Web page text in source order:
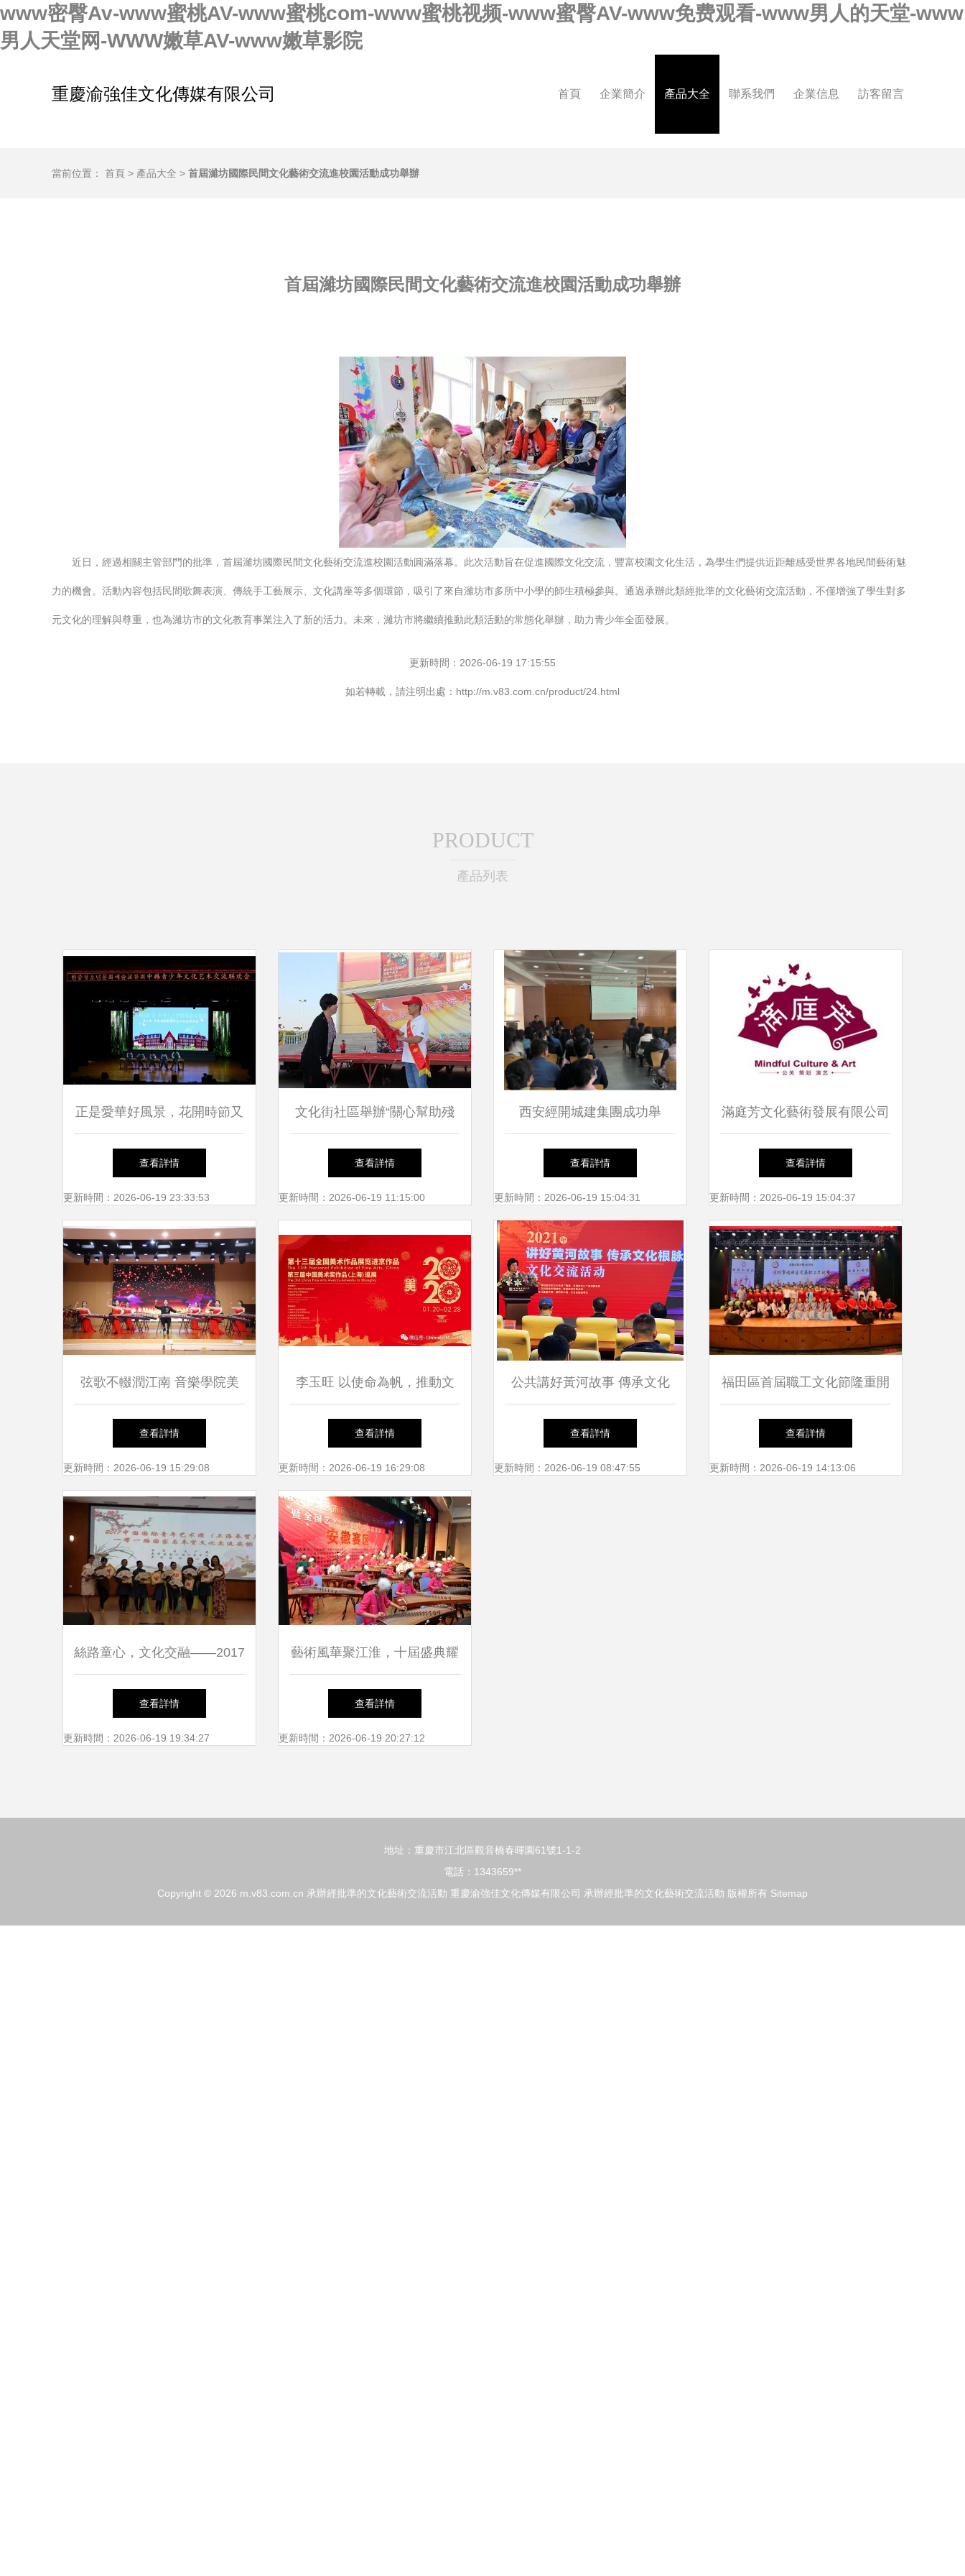
www密臀Av-www蜜桃AV-www蜜桃com-www蜜桃视频-www蜜臀AV-www免费观看-www男人的天堂-www
男人天堂网-WWW嫩草AV-www嫩草影院
重慶渝強佳文化傳媒有限公司 首頁 企業簡介 產品大全 聯系我們 企業信息 訪客留言
當前位置： 首頁 > 產品大全 > 首屆濰坊國際民間文化藝術交流進校園活動成功舉辦
首屆濰坊國際民間文化藝術交流進校園活動成功舉辦
近日，經過相關主管部門的批準，首屆濰坊國際民間文化藝術交流進校園活動圓滿落幕。此次活動旨在促進國際文化交流，豐富校園文化生活，為學生們提供近距離感受世界各地民間藝術魅
力的機會。活動內容包括民間歌舞表演、傳統手工藝展示、文化講座等多個環節，吸引了來自濰坊市多所中小學的師生積極參與。通過承辦此類經批準的文化藝術交流活動，不僅增強了學生對多
元文化的理解與尊重，也為濰坊市的文化教育事業注入了新的活力。未來，濰坊市將繼續推動此類活動的常態化舉辦，助力青少年全面發展。
更新時間：2026-06-19 17:15:55
如若轉載，請注明出處：http://m.v83.com.cn/product/24.html
PRODUCT
產品列表
正是愛華好風景，花開時節又
逢君——煙臺愛華雙語學校成
功舉辦第三次中韓青少年文化
藝術交流活動
查看詳情
更新時間：2026-06-19 23:33:53
文化街社區舉辦“關心幫助殘
疾人，實現美好中國夢”助殘
日文藝演出
查看詳情
更新時間：2026-06-19 11:15:00
西安經開城建集團成功舉
辦“家庭溝通的藝術”專題培
訓，深化職工關懷與企業文化
查看詳情
更新時間：2026-06-19 15:04:31
滿庭芳文化藝術發展有限公司
2012年度人才招募計劃——攜
手共筑文化藝術交流新篇章
查看詳情
更新時間：2026-06-19 15:04:37
弦歌不輟潤江南 音樂學院美
育藝術實踐織就文化傳承新圖
景
查看詳情
更新時間：2026-06-19 15:29:08
李玉旺 以使命為帆，推動文
化藝術交流的浪潮
查看詳情
更新時間：2026-06-19 16:29:08
公共講好黃河故事 傳承文化
根脈 文化交流活動在呼和浩
特啟動
查看詳情
更新時間：2026-06-19 08:47:55
福田區首屆職工文化節隆重開
幕 開啟職工文化藝術交流新
篇章
查看詳情
更新時間：2026-06-19 14:13:06
絲路童心，文化交融——2017
中國國際青年藝術周“一帶一
路”國家與奉賢文化交流活動
查看詳情
更新時間：2026-06-19 19:34:27
藝術風華聚江淮，十屆盛典耀
華夏——第十屆華夏藝術風采
國際交流展示活動安徽賽區總
查看詳情
更新時間：2026-06-19 20:27:12
地址：重慶市江北區觀音橋春暉園61號1-1-2
電話：1343659**
Copyright © 2026 m.v83.com.cn 承辦經批準的文化藝術交流活動 重慶渝強佳文化傳媒有限公司 承辦經批準的文化藝術交流活動 版權所有 Sitemap